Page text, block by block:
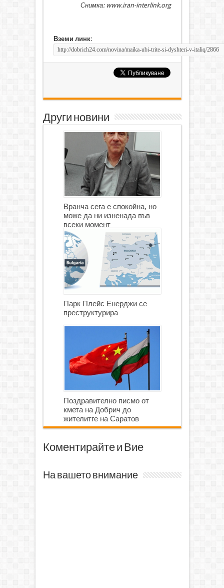
Снимка: www.iran-interlink.org
Вземи линк:
Други новини
Вранча сега е спокойна, но
може да ни изненада във
всеки момент
Парк Плейс Енерджи се
преструктурира
Поздравително писмо от
кмета на Добрич до
жителитге на Саратов
Коментирайте и Вие
На вашето внимание